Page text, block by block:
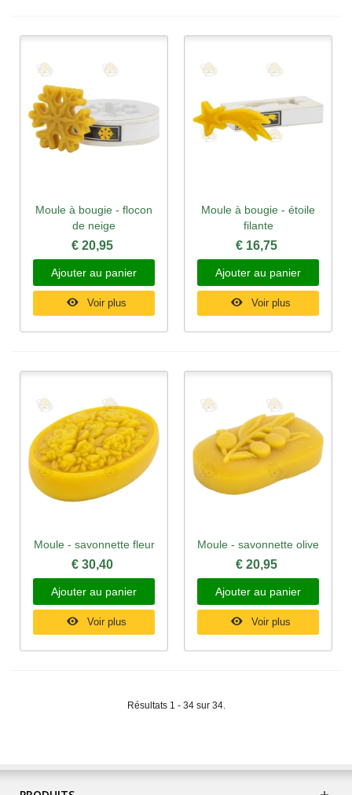
Moule à bougie - flocon
de neige
€ 20,95
Ajouter au panier
Voir plus
Moule à bougie - étoile
filante
€ 16,75
Ajouter au panier
Voir plus
Moule - savonnette fleur
€ 30,40
Ajouter au panier
Voir plus
Moule - savonnette olive
€ 20,95
Ajouter au panier
Voir plus
Résultats 1 - 34 sur 34.